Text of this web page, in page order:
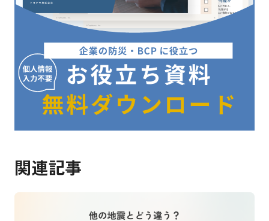
関連記事